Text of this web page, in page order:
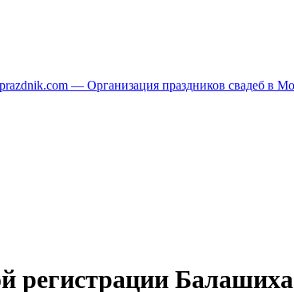
регистрации Балашиха